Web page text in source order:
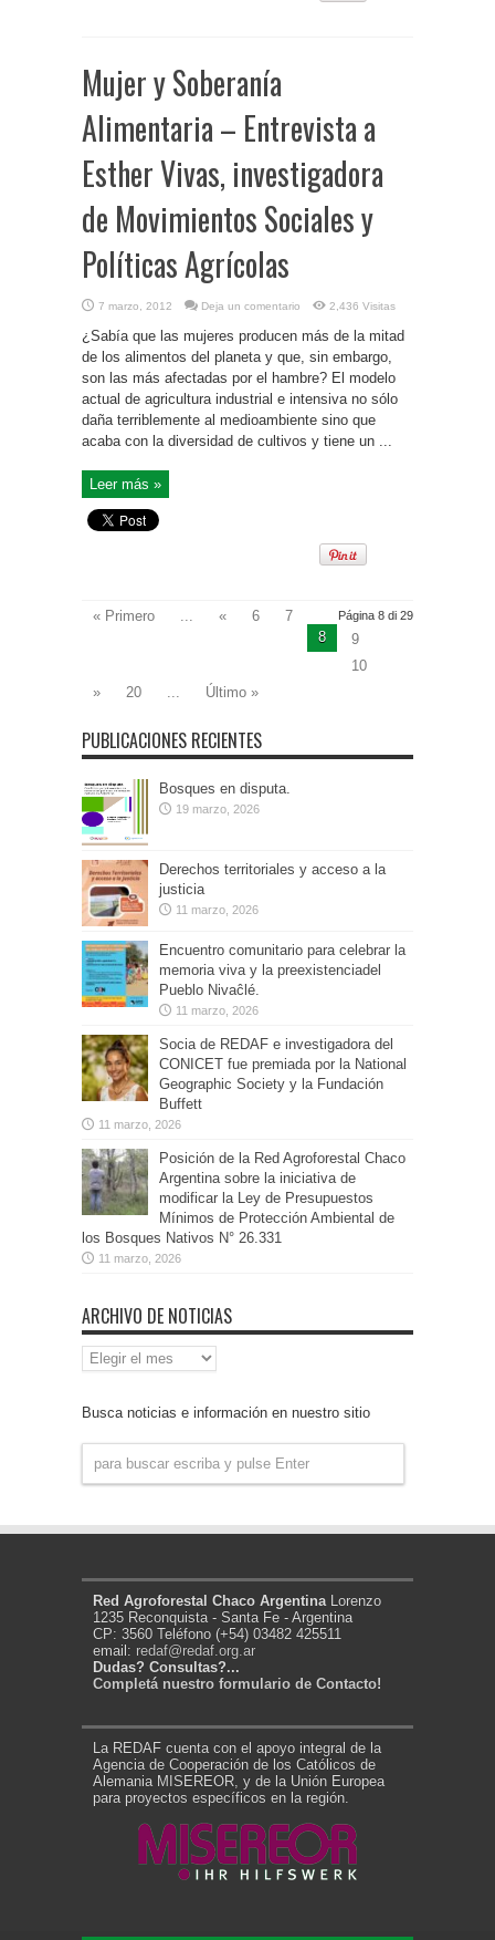
Mujer y Soberanía
Alimentaria – Entrevista a
Esther Vivas, investigadora
de Movimientos Sociales y
Políticas Agrícolas
7 marzo, 2012 Deja un comentario 2,436 Visitas
¿Sabía que las mujeres producen más de la mitad
de los alimentos del planeta y que, sin embargo,
son las más afectadas por el hambre? El modelo
actual de agricultura industrial e intensiva no sólo
daña terriblemente al medioambiente sino que
acaba con la diversidad de cultivos y tiene un ...
Leer más »
Página 8 di 29
« Primero « 6
7
8
9
10
»
20 Último »
PUBLICACIONES RECIENTES
Bosques en disputa.
19 marzo, 2026
Derechos territoriales y acceso a la
justicia
11 marzo, 2026
Encuentro comunitario para celebrar la
memoria viva y la preexistenciadel
Pueblo Nivaĉlé.
11 marzo, 2026
Socia de REDAF e investigadora del
CONICET fue premiada por la National
Geographic Society y la Fundación
Buffett
11 marzo, 2026
Posición de la Red Agroforestal Chaco
Argentina sobre la iniciativa de
modificar la Ley de Presupuestos
Mínimos de Protección Ambiental de
los Bosques Nativos N° 26.331
11 marzo, 2026
ARCHIVO DE NOTICIAS
Archivo
de
Busca noticias e información en nuestro sitio
Red Agroforestal Chaco Argentina Lorenzo
1235 Reconquista - Santa Fe - Argentina
CP: 3560 Teléfono (+54) 03482 425511
email: redaf@redaf.org.ar
Dudas? Consultas?...
Completá nuestro formulario de Contacto!
La REDAF cuenta con el apoyo integral de la
Agencia de Cooperación de los Católicos de
Alemania MISEREOR, y de la Unión Europea
para proyectos específicos en la región.